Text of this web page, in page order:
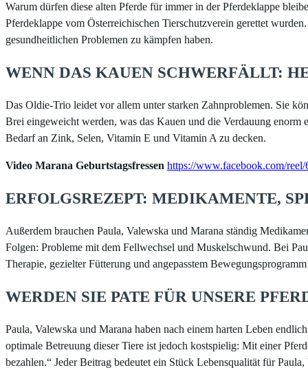
Warum dürfen diese alten Pferde für immer in der Pferdeklappe
Pferdeklappe vom Österreichischen Tierschutzverein gerettet
gesundheitlichen Problemen zu kämpfen haben.
WENN DAS KAUEN SCHWERFÄLLT:
Das Oldie-Trio leidet vor allem unter starken Zahnproblemen. Sie
Brei eingeweicht werden, was das Kauen und die Verdauung
Bedarf an Zink, Selen, Vitamin E und Vitamin A zu decken.
Video Marana Geburtstagsfressen https://www.facebook.com/
ERFOLGSREZEPT: MEDIKAMENTE,
Außerdem brauchen Paula, Valewska und Marana ständig
Folgen: Probleme mit dem Fellwechsel und Muskelschwund. Bei
Therapie, gezielter Fütterung und angepasstem
WERDEN SIE PATE FÜR UNSERE
Paula, Valewska und Marana haben nach einem harten Leben
optimale Betreuung dieser Tiere ist jedoch kostspielig: Mit einer
bezahlen.“ Jeder Beitrag bedeutet ein Stück Lebensqualität für